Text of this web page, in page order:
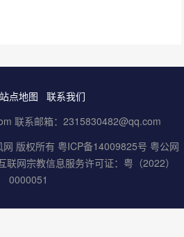
站点地图
联系我们
联系邮箱：2315830482@qq.com
版权所有 粤ICP备14009825号 粤公网
联网宗教信息服务许可证：粤（2022）
0000051